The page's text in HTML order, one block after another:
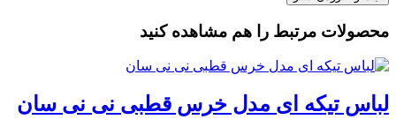
مرتبط را هم مشاهده کنید
تیکه ای مدل خرس قطبی نی نی سان